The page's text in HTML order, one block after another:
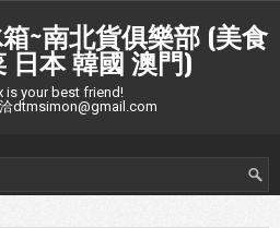
~南北貨俱樂部 (美食
日本 韓國 澳門)
is your best friend!
dtmsimon@gmail.com